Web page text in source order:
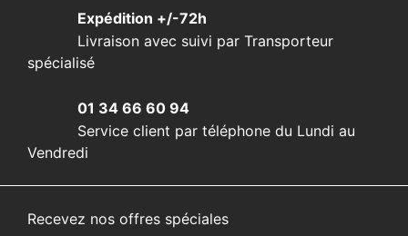
Expédition +/-72h
Livraison avec suivi par Transporteur
spécialisé
01 34 66 60 94
Service client par téléphone du Lundi au
Vendredi
Recevez nos offres spéciales